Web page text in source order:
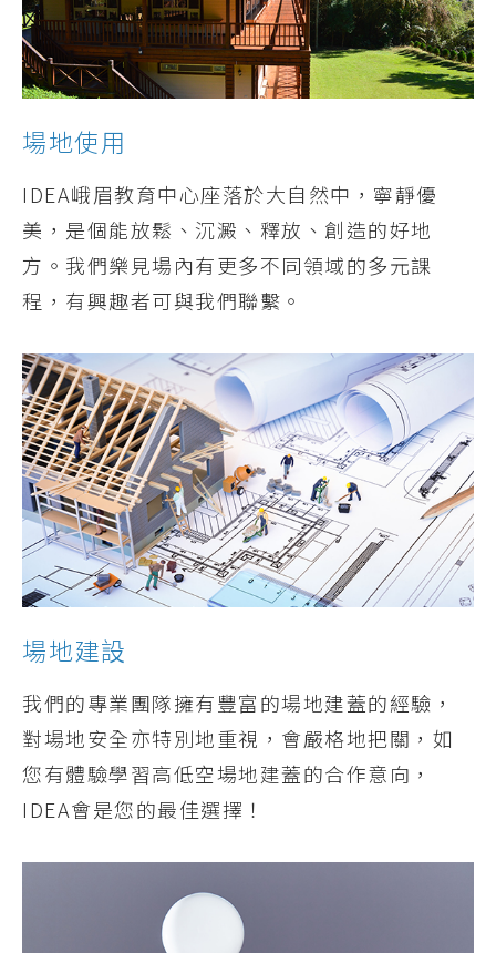
場地使用
IDEA峨眉教育中心座落於大自然中，寧靜優
美，是個能放鬆、沉澱、釋放、創造的好地
方。我們樂見場內有更多不同領域的多元課
程，有興趣者可與我們聯繫。
場地建設
我們的專業團隊擁有豐富的場地建蓋的經驗，
對場地安全亦特別地重視，會嚴格地把關，如
您有體驗學習高低空場地建蓋的合作意向，
IDEA會是您的最佳選擇！